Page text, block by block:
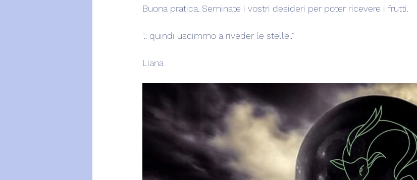
Buona pratica. Seminate i vostri desideri per poter ricevere i frutti.
“.. quindi uscimmo a riveder le stelle..”
Liana